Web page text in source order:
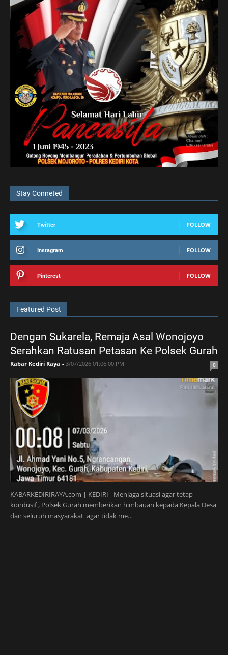
Stay Conneted
Twitter FOLLOW
Instagram FOLLOW
Pinterest FOLLOW
Featured Post
Dengan Sukarela, Remaja Asal Wonojoyo
Serahkan Ratusan Petasan Ke Polsek Gurah
Kabar Kediri Raya - 3/07/2026 01:06:00 PM 0
KABARKEDIRIRAYA.com | KEDIRI - Menjaga situasi agar tetap
kondusif , Polsek Gurah memberikan himbauan kepada Kepala Desa
dan seluruh masyarakat agar tidak me…